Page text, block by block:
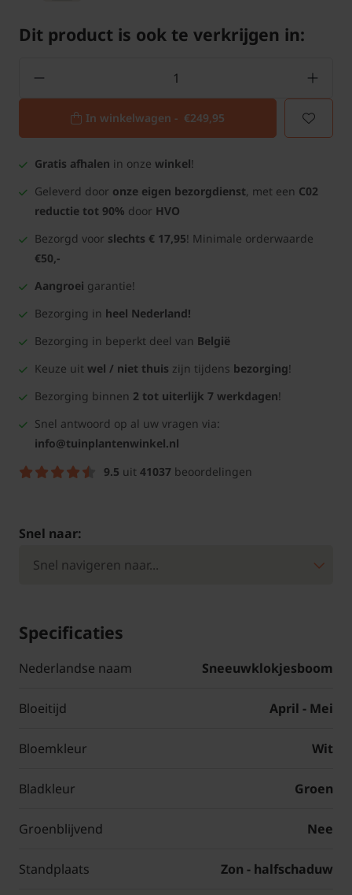
Dit product is ook te verkrijgen in:
In winkelwagen - €249,95
Gratis afhalen in onze winkel!
Geleverd door onze eigen bezorgdienst, met een C02
reductie tot 90% door HVO
Bezorgd voor slechts € 17,95! Minimale orderwaarde
€50,-
Aangroei garantie!
Bezorging in heel Nederland!
Bezorging in beperkt deel van België
Keuze uit wel / niet thuis zijn tijdens bezorging!
Bezorging binnen 2 tot uiterlijk 7 werkdagen!
Snel antwoord op al uw vragen via:
info@tuinplantenwinkel.nl
9.5 uit 41037 beoordelingen
Snel naar:
Specificaties
Nederlandse naam Sneeuwklokjesboom
Bloeitijd April - Mei
Bloemkleur Wit
Bladkleur Groen
Groenblijvend Nee
Standplaats Zon - halfschaduw